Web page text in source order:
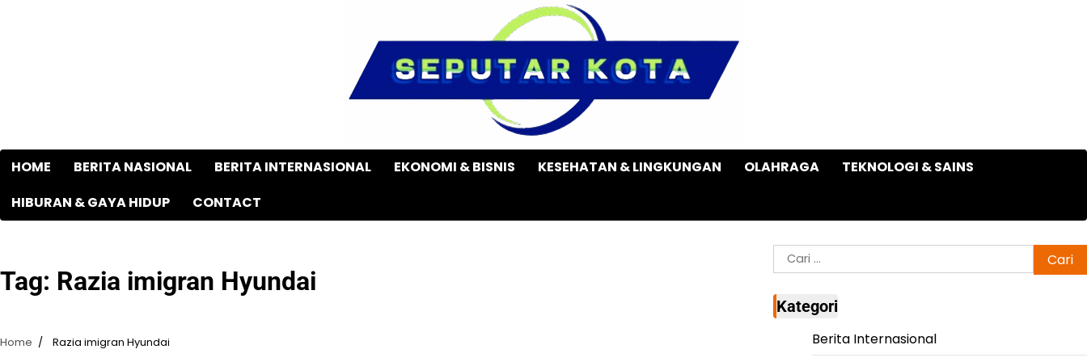
HOME BERITA NASIONAL BERITA INTERNASIONAL EKONOMI & BISNIS KESEHATAN & LINGKUNGAN OLAHRAGA
TEKNOLOGI & SAINS
HIBURAN & GAYA HIDUP
CONTACT
Tag: Razia imigran Hyundai
Home Razia imigran Hyundai
Cari
untuk:
Kategori
Berita Internasional